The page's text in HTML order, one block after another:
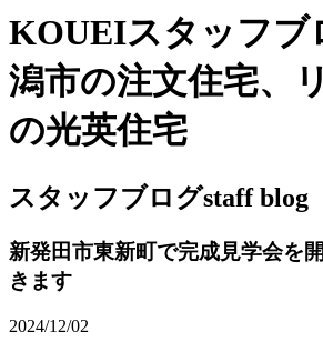
KOUEIスタッフブ
潟市の注文住宅、
の光英住宅
スタッフブログstaff blog
新発田市東新町で完成見学会を
きます
2024/12/02